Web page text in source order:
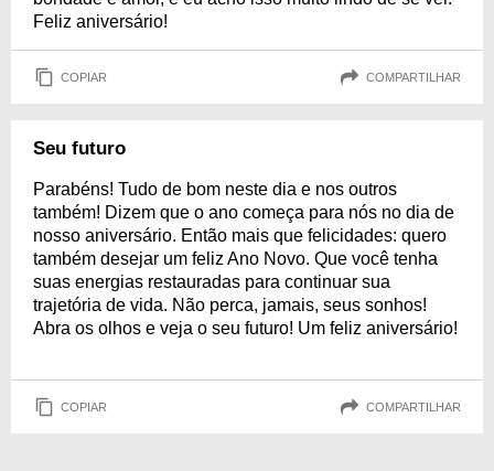
Feliz aniversário!
COPIAR COMPARTILHAR
Seu futuro
Parabéns! Tudo de bom neste dia e nos outros
também! Dizem que o ano começa para nós no dia de
nosso aniversário. Então mais que felicidades: quero
também desejar um feliz Ano Novo. Que você tenha
suas energias restauradas para continuar sua
trajetória de vida. Não perca, jamais, seus sonhos!
Abra os olhos e veja o seu futuro! Um feliz aniversário!
COPIAR COMPARTILHAR